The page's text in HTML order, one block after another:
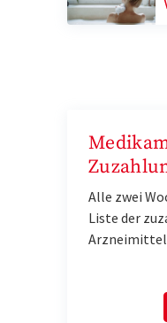
Alle zwei
Liste der